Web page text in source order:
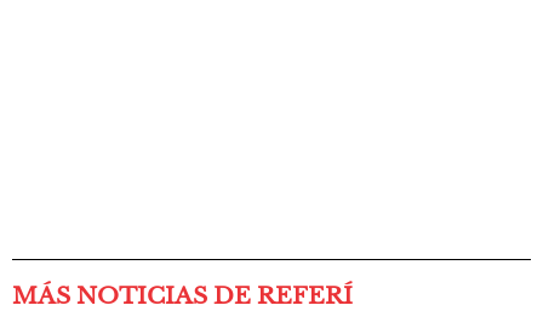
MÁS NOTICIAS DE REFERÍ